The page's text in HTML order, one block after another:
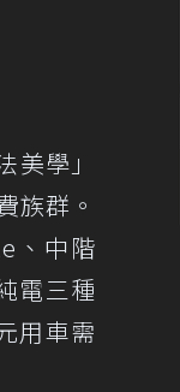
美學」
族群。
、中階
電三種
用車需